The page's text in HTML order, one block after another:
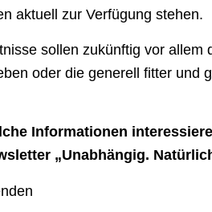
aktuell zur Verfügung stehen.
sollen zukünftig vor
oder die generell fitter und
Informationen
„Unabhängig.